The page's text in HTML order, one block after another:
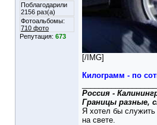
Поблагодарили
2156 раз(а)
Фотоальбомы:
710 фото
Репутация: 673
[/IMG]
Килограмм - по
Россия -
Границы разные,
Я хотел бы служить
на свете.